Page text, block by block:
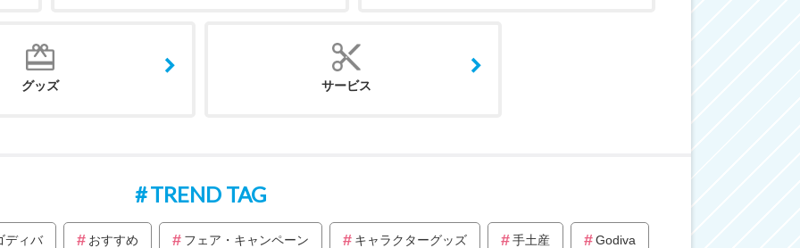
グッズ サービス
TREND TAG
ディバ おすすめ フェア・キャンペーン キャラクターグッズ 手土産 Godiva